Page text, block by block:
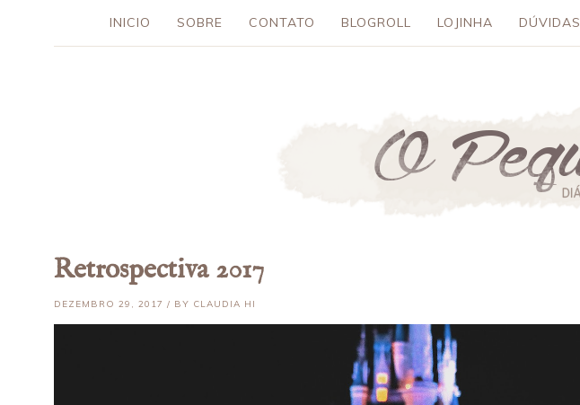
INICIO SOBRE CONTATO BLOGROLL LOJINHA DÚVIDAS
Retrospectiva 2017
DEZEMBRO 29, 2017 / BY CLAUDIA HI